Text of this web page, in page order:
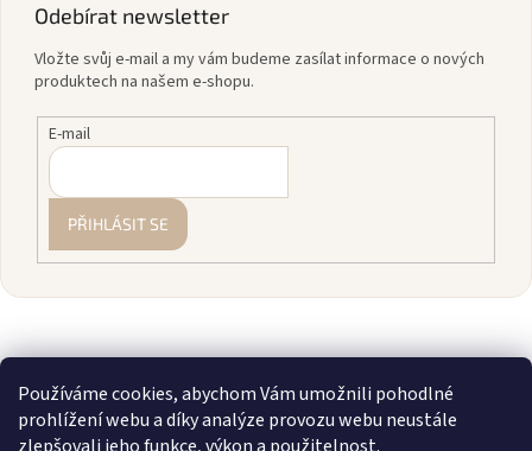
Používáme cookies, abychom Vám umožnili pohodlné
prohlížení webu a díky analýze provozu webu neustále
Odebírat newsletter
Vložte svůj e-mail a my vám budeme zasílat informace o nových
produktech na našem e-shopu.
E-mail
PŘIHLÁSIT SE